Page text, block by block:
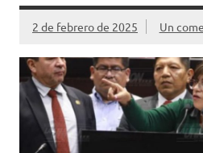
2 de febrero de 2025 Un